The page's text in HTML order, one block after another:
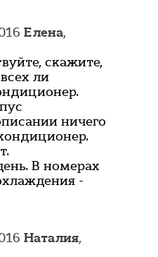
Елена,
скажите,
ли
ничего
В номерах
-
Наталия,